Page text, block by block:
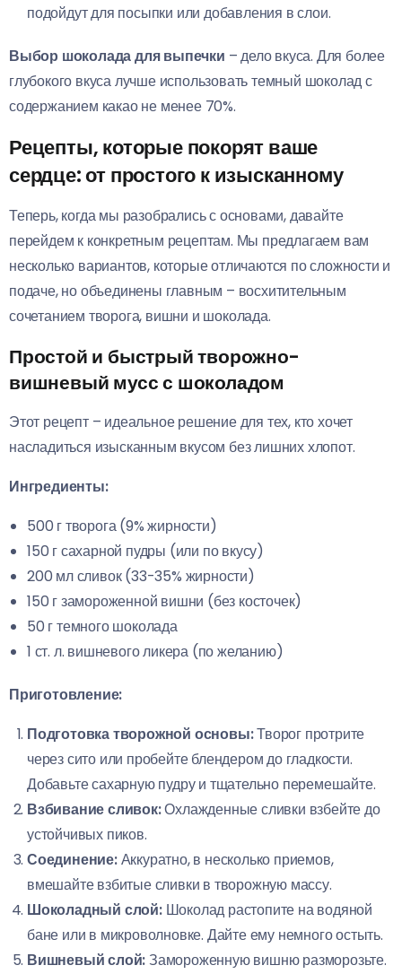
подойдут для посыпки или добавления в слои.
Выбор шоколада для выпечки – дело вкуса. Для более
глубокого вкуса лучше использовать темный шоколад с
содержанием какао не менее 70%.
Рецепты, которые покорят ваше
сердце: от простого к изысканному
Теперь, когда мы разобрались с основами, давайте
перейдем к конкретным рецептам. Мы предлагаем вам
несколько вариантов, которые отличаются по сложности и
подаче, но объединены главным – восхитительным
сочетанием творога, вишни и шоколада.
Простой и быстрый творожно-
вишневый мусс с шоколадом
Этот рецепт – идеальное решение для тех, кто хочет
насладиться изысканным вкусом без лишних хлопот.
Ингредиенты:
500 г творога (9% жирности)
150 г сахарной пудры (или по вкусу)
200 мл сливок (33-35% жирности)
150 г замороженной вишни (без косточек)
50 г темного шоколада
1 ст. л. вишневого ликера (по желанию)
Приготовление:
Подготовка творожной основы:Творог протрите
через сито или пробейте блендером до гладкости.
Добавьте сахарную пудру и тщательно перемешайте.
Взбивание сливок:Охлажденные сливки взбейте до
устойчивых пиков.
Соединение:Аккуратно, в несколько приемов,
вмешайте взбитые сливки в творожную массу.
Шоколадный слой:Шоколад растопите на водяной
бане или в микроволновке. Дайте ему немного остыть.
Вишневый слой:Замороженную вишню разморозьте.